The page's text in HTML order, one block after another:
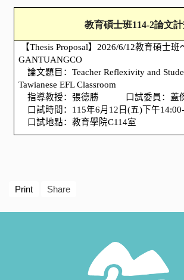
教育碩士班114-2論文
【Thesis Proposal】2026/6/12教育碩士
GANTUANGCO
論文題目：Teacher Reflexivity and
Tawianese EFL Classroom
指導教授：張德勝 口試委員：蓋傑
口試時間：115年6月12日(五)下午
口試地點：教育學院C114室
Print Share